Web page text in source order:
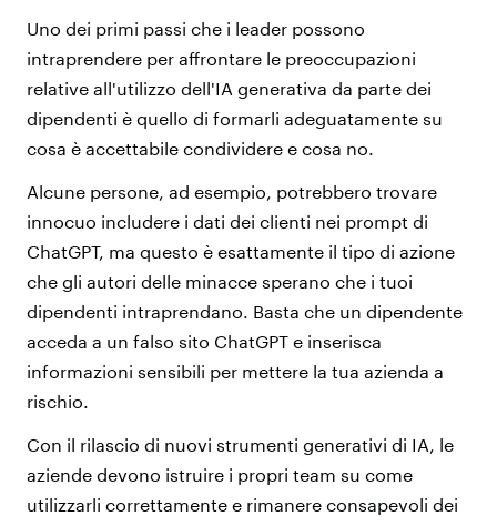
Uno dei primi passi che i leader possono
intraprendere per affrontare le preoccupazioni
relative all'utilizzo dell'IA generativa da parte dei
dipendenti è quello di formarli adeguatamente su
cosa è accettabile condividere e cosa no.
Alcune persone, ad esempio, potrebbero trovare
innocuo includere i dati dei clienti nei prompt di
ChatGPT, ma questo è esattamente il tipo di azione
che gli autori delle minacce sperano che i tuoi
dipendenti intraprendano. Basta che un dipendente
acceda a un falso sito ChatGPT e inserisca
informazioni sensibili per mettere la tua azienda a
rischio.
Con il rilascio di nuovi strumenti generativi di IA, le
aziende devono istruire i propri team su come
utilizzarli correttamente e rimanere consapevoli dei